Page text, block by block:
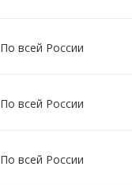
По всей России
По всей России
По всей России